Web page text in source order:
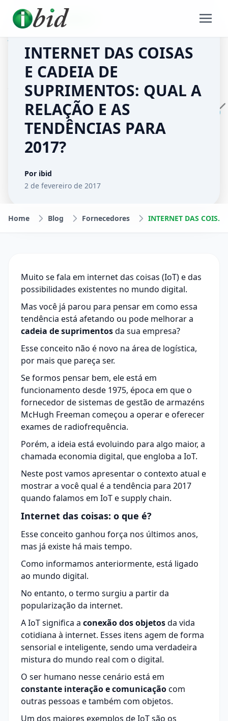
FORNECEDORES
INTERNET DAS COISAS
E CADEIA DE
SUPRIMENTOS: QUAL A
RELAÇÃO E AS
TENDÊNCIAS PARA
2017?
Por ibid
2 de fevereiro de 2017
Home Blog Fornecedores INTERNET DAS COISAS E CADEIA DE SUPRIMENTOS: QUAL A RELAÇÃO E AS TENDÊNCIAS PARA 2017?
Muito se fala em internet das coisas (IoT) e das
possibilidades existentes no mundo digital.
Mas você já parou para pensar em como essa
tendência está afetando ou pode melhorar a
cadeia de suprimentosda sua empresa?
Esse conceito não é novo na área de logística,
por mais que pareça ser.
Se formos pensar bem, ele está em
funcionamento desde 1975, época em que o
fornecedor de sistemas de gestão de armazéns
McHugh Freeman começou a operar e oferecer
exames de radiofrequência.
Porém, a ideia está evoluindo para algo maior, a
chamada economia digital, que engloba a IoT.
Neste post vamos apresentar o contexto atual e
mostrar a você qual é a tendência para 2017
quando falamos em IoT esupply chain.
Internet das coisas: o que é?
Esse conceito ganhou força nos últimos anos,
mas já existe há mais tempo.
Como informamos anteriormente, está ligado
ao mundo digital.
No entanto, o termo surgiu a partir da
popularização da internet.
A IoT significa a conexão dos objetosda vida
cotidiana à internet. Esses itens agem de forma
sensorial e inteligente, sendo uma verdadeira
mistura do mundo real com o digital.
O ser humano nesse cenário está em
constante interação e comunicaçãocom
outras pessoas e também com objetos.
Um dos maiores exemplos de IoT são os